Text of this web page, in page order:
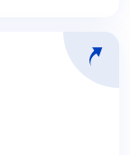
rešitev, ki
izkušnjo,